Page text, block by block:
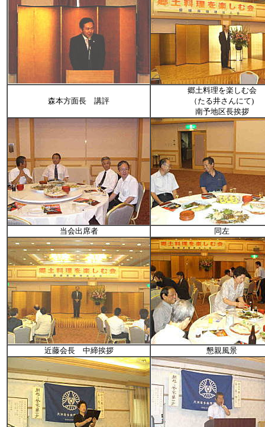
森本方面長 講評
郷土料理を楽しむ会
（たる井さんにて)
南予地区長挨拶
当会出席者 同左
近藤会長 中締挨拶 懇親風景